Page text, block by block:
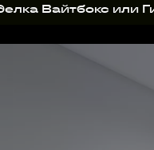
Вайтбокс или